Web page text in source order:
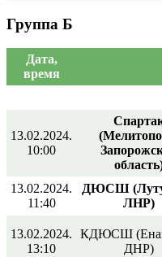
Группа Б
Дата,
время
13.02.2024.
10:00
13.02.2024.
11:40
ДЮСШ
ЛНР)
13.02.2024.
13:10
КДЮСШ
ДНР)